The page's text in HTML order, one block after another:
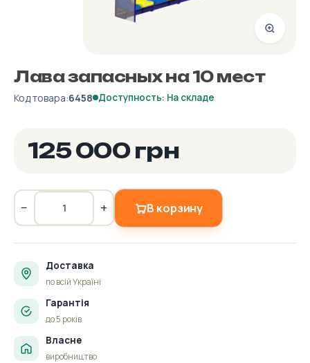
Лава запасных на 10 мест
Код товара:6458 Доступность: На складе
125 000 грн
− + В корзину
Доставка
по всій Україні
Гарантія
до 5 років
Власне
виробництво